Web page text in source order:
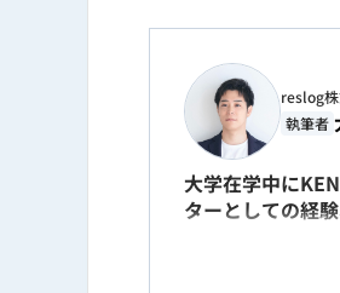
reslog
執筆者
大学在学中に
ターとしての経
新卒入社後は